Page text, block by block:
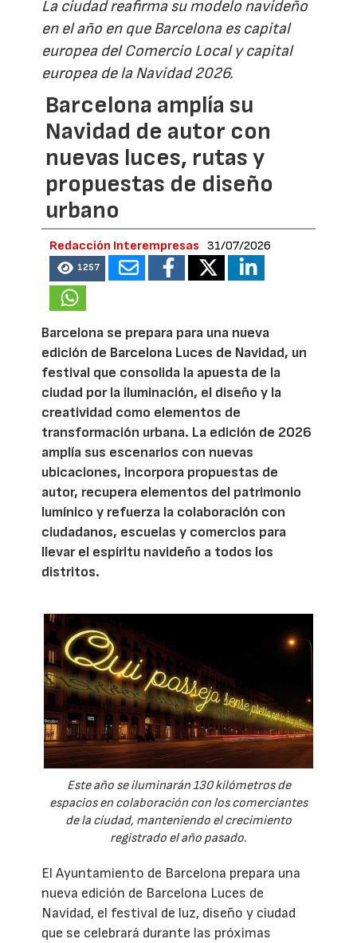
La ciudad reafirma su modelo navideño
en el año en que Barcelona es capital
europea del Comercio Local y capital
europea de la Navidad 2026.
Barcelona amplía su
Navidad de autor con
nuevas luces, rutas y
propuestas de diseño
urbano
Redacción Interempresas 31/07/2026
1257
Barcelona se prepara para una nueva
edición de Barcelona Luces de Navidad, un
festival que consolida la apuesta de la
ciudad por la iluminación, el diseño y la
creatividad como elementos de
transformación urbana. La edición de 2026
amplía sus escenarios con nuevas
ubicaciones, incorpora propuestas de
autor, recupera elementos del patrimonio
lumínico y refuerza la colaboración con
ciudadanos, escuelas y comercios para
llevar el espíritu navideño a todos los
distritos.
Este año se iluminarán 130 kilómetros de
espacios en colaboración con los comerciantes
de la ciudad, manteniendo el crecimiento
registrado el año pasado.
El Ayuntamiento de Barcelona prepara una
nueva edición de Barcelona Luces de
Navidad, el festival de luz, diseño y ciudad
que se celebrará durante las próximas